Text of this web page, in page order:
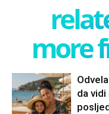
more
da